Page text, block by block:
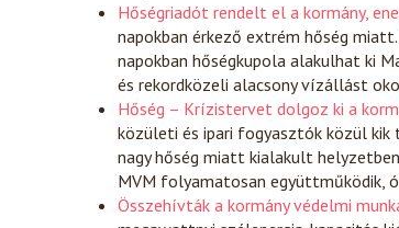
Hőségriadót rendelt el a kormány,
napokban érkező extrém hőség
napokban hőségkupola alakulhat ki
és rekordközeli alacsony vízállást
Hőség – Krízistervet dolgoz ki a
közületi és ipari fogyasztók közül
nagy hőség miatt kialakult
MVM folyamatosan együttműködik,
Összehívták a kormány védelmi